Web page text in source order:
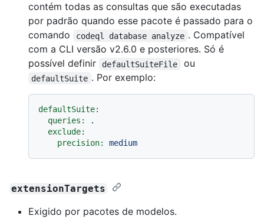
contém todas as consultas que são executadas
por padrão quando esse pacote é passado para o
comando
codeql database analyze . Compatível
com a CLI versão v2.6.0 e posteriores. Só é
possível definir
defaultSuiteFile ou
defaultSuite . Por exemplo:
defaultSuite:
queries:
.
exclude:
precision:
medium
extensionTargets
Exigido por pacotes de modelos.